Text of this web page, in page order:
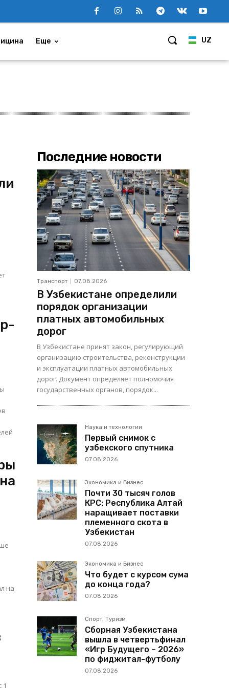
UZ
Еще
1
Последние новости
Транспорт 07.08.2026
В Узбекистане определили
порядок организации
платных автомобильных
дорог
В Узбекистане принят закон, регулирующий
организацию строительства, реконструкции
и эксплуатации платных автомобильных
дорог. Документ определяет полномочия
государственных органов, порядок...
Наука и технологии
Первый снимок с
узбекского спутника
07.08.2026
Экономика и Бизнес
Почти 30 тысяч голов
КРС: Республика Алтай
наращивает поставки
племенного скота в
Узбекистан
07.08.2026
Экономика и Бизнес
Что будет с курсом сума
до конца года?
07.08.2026
Спорт, Туризм
Сборная Узбекистана
вышла в четвертьфинал
«Игр Будущего – 2026»
по фиджитал-футболу
07.08.2026